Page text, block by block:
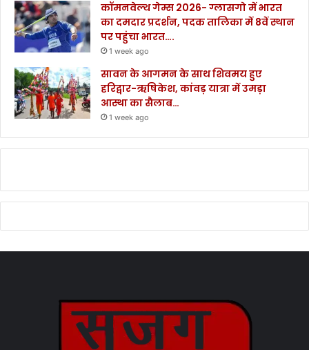
कॉमनवेल्थ गेम्स 2026- ग्लासगो में भारत
का दमदार प्रदर्शन, पदक तालिका में 8वें स्थान
पर पहुंचा भारत….
1 week ago
सावन के आगमन के साथ शिवमय हुए
हरिद्वार-ऋषिकेश, कांवड़ यात्रा में उमड़ा
आस्था का सैलाब…
1 week ago